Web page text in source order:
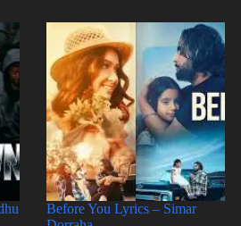
Before You Lyrics – Simar